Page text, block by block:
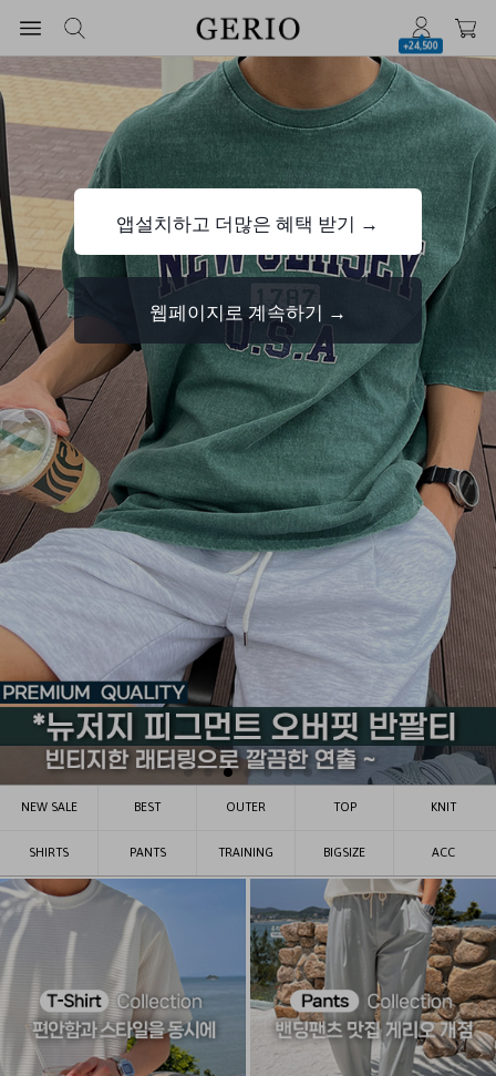
+24,500
NEW SALE BEST OUTER TOP KNIT
SHIRTS PANTS TRAINING BIGSIZE ACC
앱설치하고 더많은 혜택 받기 →
웹페이지로 계속하기 →